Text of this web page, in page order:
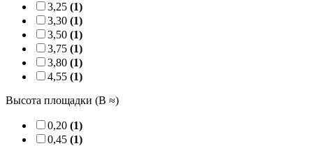
3,25 (1)
3,30 (1)
3,50 (1)
3,75 (1)
3,80 (1)
4,55 (1)
Высота площадки (B ≈)
0,20 (1)
0,45 (1)